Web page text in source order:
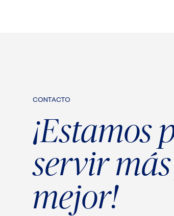
CONTACTO
¡Estamos
servir
mejor!